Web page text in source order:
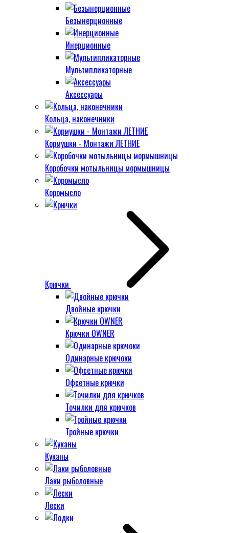
Безынерционные
Инерционные
Мультипликаторные
Аксессуары
Кольца, наконечники
Кормушки - Монтажи ЛЕТНИЕ
Коробочки мотыльницы мормышницы
Коромысло
Крючки
Двойные крючки
Крючки OWNER
Одинарные крючоки
Офсетные крючки
Точилки для крючков
Тройные крючки
Куканы
Лаки рыболовные
Лески